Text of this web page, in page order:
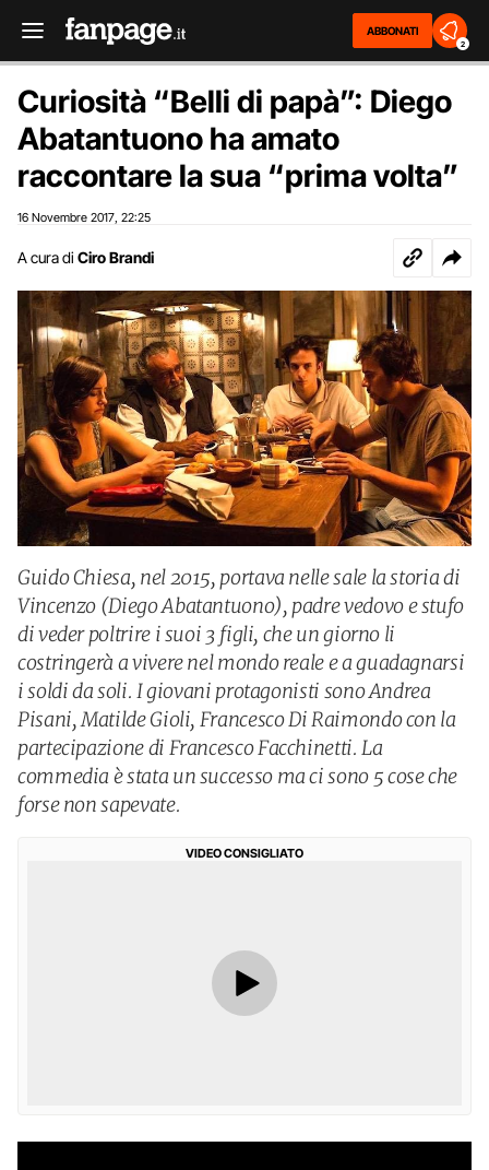
ABBONATI
2
Curiosità “Belli di papà”: Diego
Abatantuono ha amato
raccontare la sua “prima volta”
16 Novembre 2017 22:25
A cura di Ciro Brandi
Guido Chiesa, nel 2015, portava nelle sale la storia di
Vincenzo (Diego Abatantuono), padre vedovo e stufo
di veder poltrire i suoi 3 figli, che un giorno li
costringerà a vivere nel mondo reale e a guadagnarsi
i soldi da soli. I giovani protagonisti sono Andrea
Pisani, Matilde Gioli, Francesco Di Raimondo con la
partecipazione di Francesco Facchinetti. La
commedia è stata un successo ma ci sono 5 cose che
forse non sapevate.
VIDEO CONSIGLIATO